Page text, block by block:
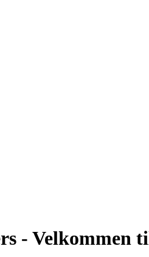
- Velkommen